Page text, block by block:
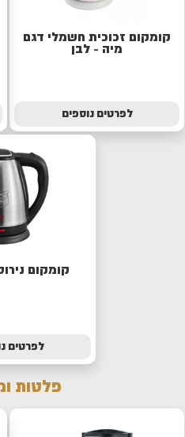
קומקום זכוכית חשמלי דגם
מיה - לבן
לפרטים נוספים
קומקום
לפרטים
פלטות